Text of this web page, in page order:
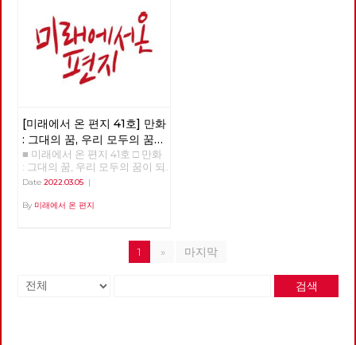
[미래에서 온 편지 41호] 만화
: 그대의 꿈, 우리 모두의 꿈이
되어
■ 미래에서 온 편지 41호 □ 만화
: 그대의 꿈, 우리 모두의 꿈이 되
어 >>>>>> 업로드 준비중
Date 2022.03.05 |
By 미래에서 온 편지
1 » 마지막
검색